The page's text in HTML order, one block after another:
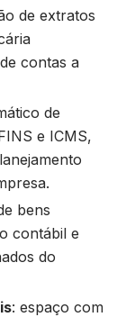
de extratos
contas a
de
e ICMS,
bens
contábil e
do
: espaço com